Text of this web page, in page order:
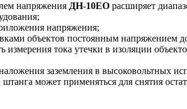
напряжения ДН-10ЕО расширяет
напряжения;
объектов постоянным напряжением
измерения тока утечки в изоляции
заземления в высоковольтных
штанга может применяться для снятия